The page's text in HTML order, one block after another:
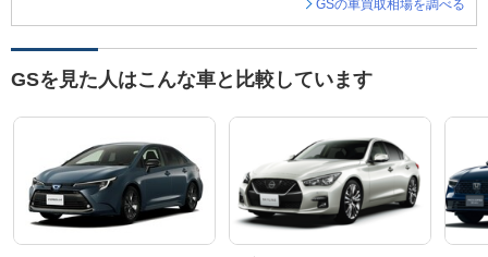
GSの車買取相場を調べる
GSを見た人はこんな車と比較しています